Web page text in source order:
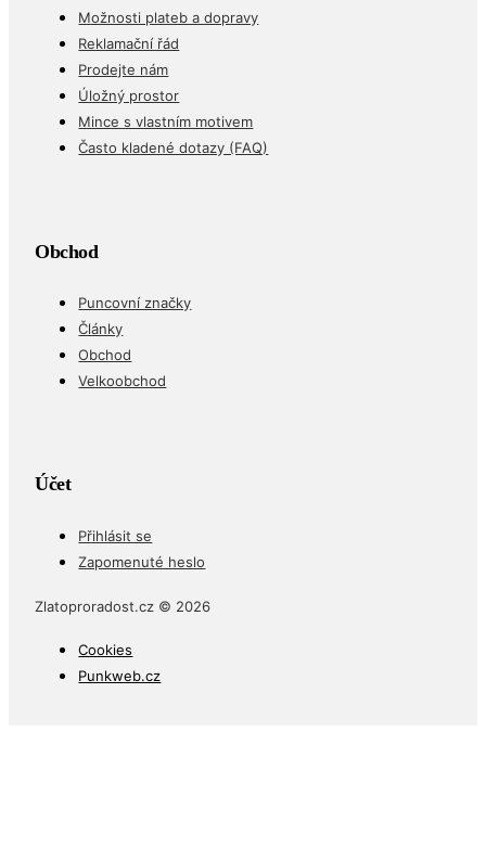
Možnosti plateb a dopravy
Reklamační řád
Prodejte nám
Úložný prostor
Mince s vlastním motivem
Často kladené dotazy (FAQ)
Obchod
Puncovní značky
Články
Obchod
Velkoobchod
Účet
Přihlásit se
Zapomenuté heslo
Zlatoproradost.cz © 2026
Cookies
Punkweb.cz